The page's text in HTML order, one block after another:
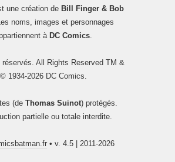
une création de Bill Finger & Bob
noms, images et personnages
à DC Comics
réservés. All Rights Reserved TM &
© 1934-2026 DC Comics.
(de Thomas Suinot) protégés.
partielle ou totale interdite.
• v. 4.5 | 2011-2026